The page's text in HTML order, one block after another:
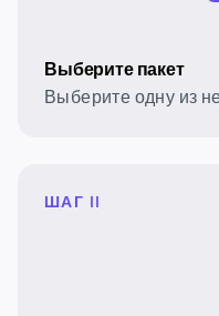
Выберите пакет
Выберите одну из
ШАГ II